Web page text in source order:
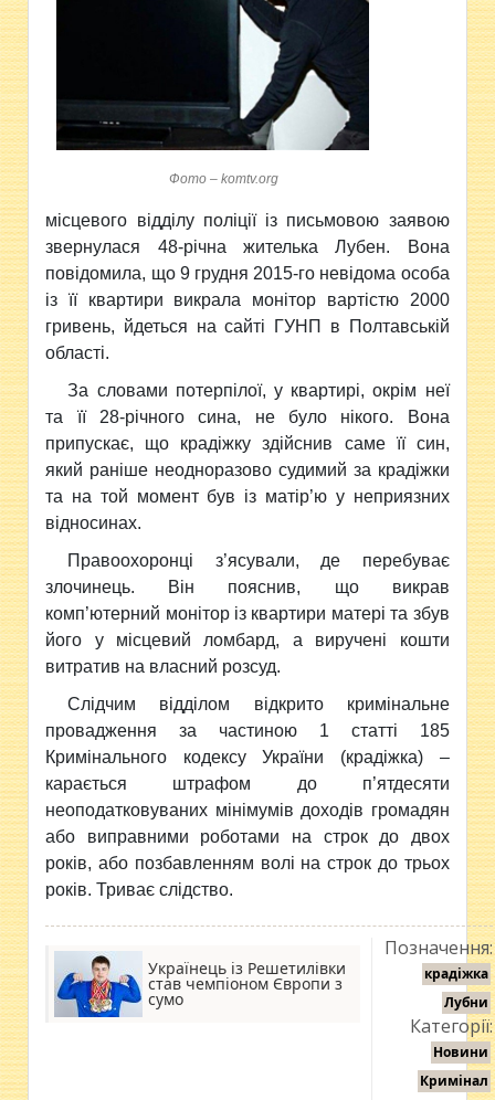
Фото – komtv.org
місцевого відділу поліції із письмовою заявою
звернулася 48-річна жителька Лубен. Вона
повідомила, що 9 грудня 2015-го невідома особа
із її квартири викрала монітор вартістю 2000
гривень, йдеться на сайті ГУНП в Полтавській
області.
За словами потерпілої, у квартирі, окрім неї
та її 28-річного сина, не було нікого. Вона
припускає, що крадіжку здійснив саме її син,
який раніше неодноразово судимий за крадіжки
та на той момент був із матір’ю у неприязних
відносинах.
Правоохоронці з’ясували, де перебуває
злочинець. Він пояснив, що викрав
комп’ютерний монітор із квартири матері та збув
його у місцевий ломбард, а виручені кошти
витратив на власний розсуд.
Слідчим відділом відкрито кримінальне
провадження за частиною 1 статті 185
Кримінального кодексу України (крадіжка) –
карається штрафом до п’ятдесяти
неоподатковуваних мінімумів доходів громадян
або виправними роботами на строк до двох
років, або позбавленням волі на строк до трьох
років. Триває слідство.
Українець із Решетилівки
став чемпіоном Європи з
сумо
Позначення:
крадіжка
Лубни
Категорії:
Новини
Кримінал